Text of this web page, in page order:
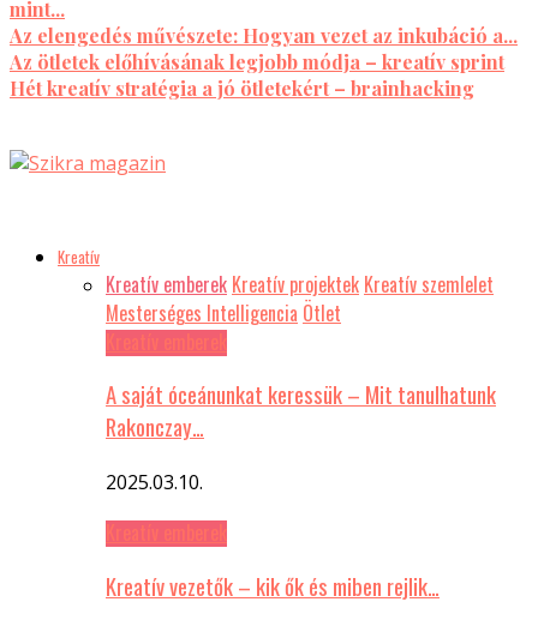
mint...
Az elengedés művészete: Hogyan vezet az inkubáció a...
Az ötletek előhívásának legjobb módja – kreatív sprint
Hét kreatív stratégia a jó ötletekért – brainhacking
Kreatív
Kreatív emberek Kreatív projektek Kreatív szemlelet
Mesterséges Intelligencia Ötlet
A saját óceánunkat keressük – Mit tanulhatunk
Rakonczay…
2025.03.10.
Kreatív vezetők – kik ők és miben rejlik…